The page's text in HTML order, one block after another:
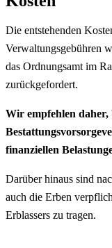
Die entstehenden
Verwaltungsgebühren
das Ordnungsamt im
zurückgefordert.
Wir empfehlen daher,
finanziellen
Darüber hinaus sind
auch die Erben
Erblassers zu tragen.